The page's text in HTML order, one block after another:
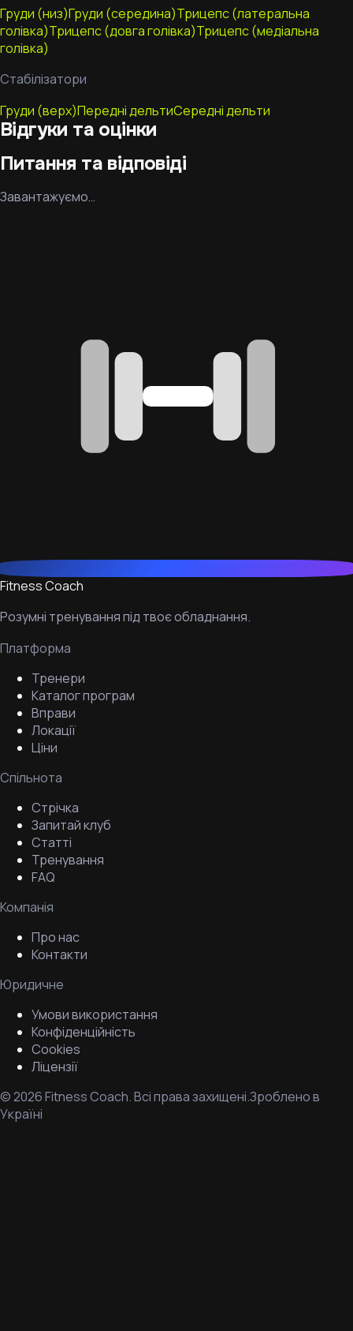
Груди (низ)Груди (середина)Трицепс (латеральна
голівка)Трицепс (довга голівка)Трицепс (медіальна
голівка)
Стабілізатори
Груди (верх)Передні дельтиСередні дельти
Відгуки та оцінки
Питання та відповіді
Завантажуємо…
Fitness Coach
Розумні тренування під твоє обладнання.
Платформа
Тренери
Каталог програм
Вправи
Локації
Ціни
Спільнота
Стрічка
Запитай клуб
Статті
Тренування
FAQ
Компанія
Про нас
Контакти
Юридичне
Умови використання
Конфіденційність
Cookies
Ліцензії
©2026Fitness Coach.Всі права захищені.Зроблено в
Україні